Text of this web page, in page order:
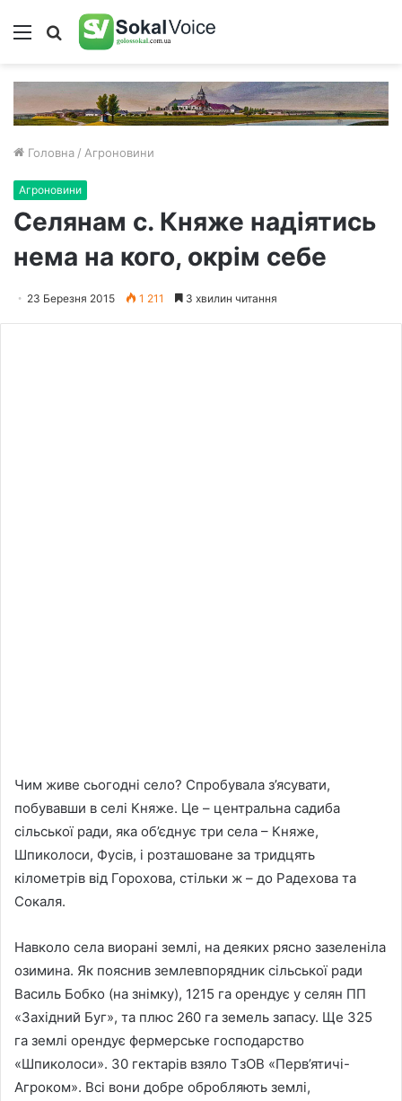
Меню Пошук
Головна / Агроновини
Агроновини
Селянам с. Княже надіятись
нема на кого, окрім себе
23 Березня 2015 1 211 3 хвилин читання
Чим живе сьогодні село? Спробувала з’ясувати,
побувавши в селі Княже. Це – центральна садиба
сільської ради, яка об’єднує три села – Княже,
Шпиколоси, Фусів, і розташоване за тридцять
кілометрів від Горохова, стільки ж – до Радехова та
Сокаля.
Навколо села виорані землі, на деяких рясно зазеленіла
озимина. Як пояснив землевпорядник сільської ради
Василь Бобко (на знімку), 1215 га орендує у селян ПП
«Західний Буг», та плюс 260 га земель запасу. Ще 325
га землі орендує фермерське господарство
«Шпиколоси». 30 гектарів взяло ТзОВ «Перв’ятичі-
Агроком». Всі вони добре обробляють землі,